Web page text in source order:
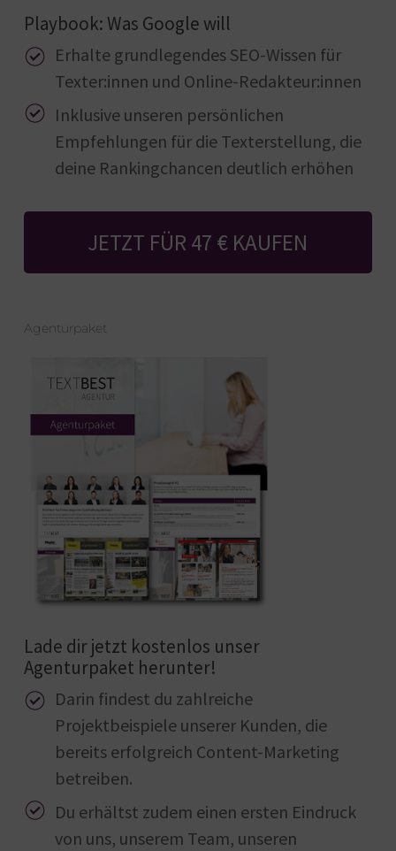
Playbook: Was Google will
Erhalte grundlegendes SEO-Wissen für
Texter:innen und Online-Redakteur:innen
Inklusive unseren persönlichen
Empfehlungen für die Texterstellung, die
deine Rankingchancen deutlich erhöhen
JETZT FÜR 47 € KAUFEN
Agenturpaket
Lade dir jetzt kostenlos unser
Agenturpaket herunter!
Darin findest du zahlreiche
Projektbeispiele unserer Kunden, die
bereits erfolgreich Content-Marketing
betreiben.
Du erhältst zudem einen ersten Eindruck
von uns, unserem Team, unseren